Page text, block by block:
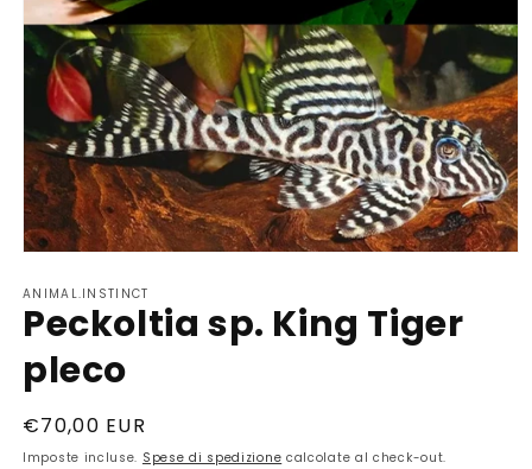
multimediali
1
in
modale
ANIMAL.INSTINCT
Peckoltia sp. King Tiger
pleco
Prezzo
di
€70,00 EUR
Imposte incluse. Spese di spedizione calcolate al check-out.